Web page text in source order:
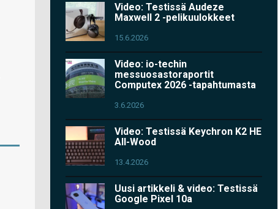
Video: Testissä Audeze
Maxwell 2 -pelikuulokkeet
15.6.2026
Video: io-techin
messuosastoraportit
Computex 2026 -tapahtumasta
3.6.2026
Video: Testissä Keychron K2 HE
All-Wood
13.4.2026
Uusi artikkeli & video: Testissä
Google Pixel 10a